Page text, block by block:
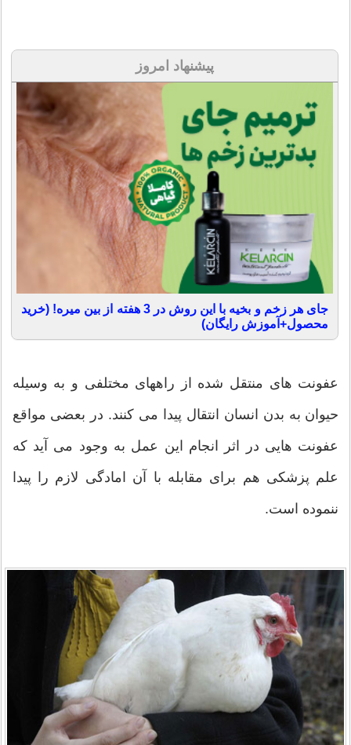
پیشنهاد امروز
جای هر زخم و بخیه با این روش در 3 هفته از بین میره! (خرید
محصول+آموزش رایگان)
عفونت های منتقل شده از راههای مختلفی و به وسیله
حیوان به بدن انسان انتقال پیدا می کنند. در بعضی مواقع
عفونت هایی در اثر انجام این عمل به وجود می آید که
علم پزشکی هم برای مقابله با آن امادگی لازم را پیدا
ننموده است.